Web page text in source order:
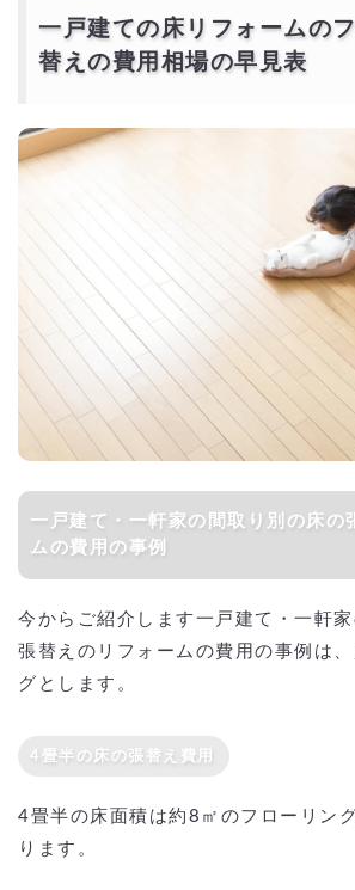
一戸建ての床リフォームの
替えの費用相場の早見表
一戸建て・一軒家の間取り別の床の張替えのリフォー
ムの費用の事例
今からご紹介します一戸建て・一軒
張替えのリフォームの費用の事例は
グとします。
4畳半の床の張替え費用
4畳半の床面積は約8㎡のフローリン
ります。